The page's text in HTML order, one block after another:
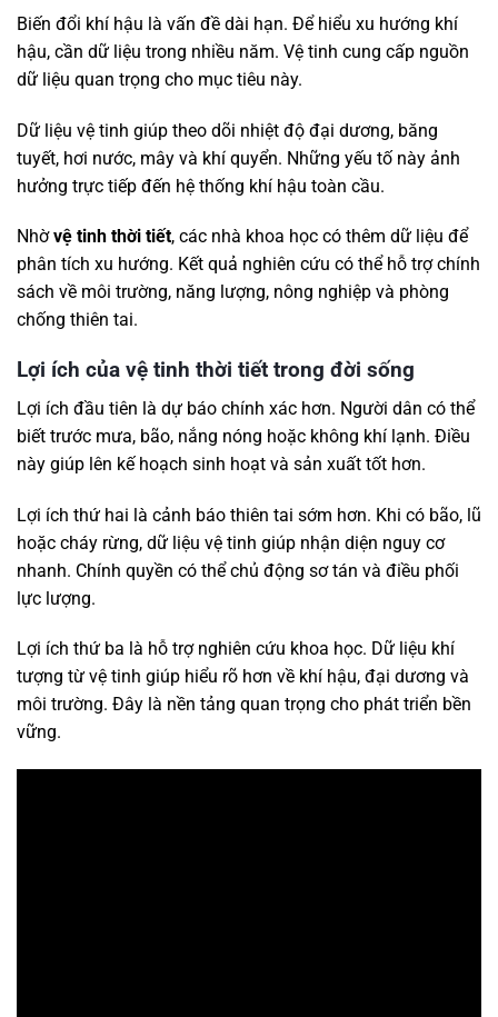
Biến đổi khí hậu là vấn đề dài hạn. Để hiểu xu hướng khí
hậu, cần dữ liệu trong nhiều năm. Vệ tinh cung cấp nguồn
dữ liệu quan trọng cho mục tiêu này.
Dữ liệu vệ tinh giúp theo dõi nhiệt độ đại dương, băng
tuyết, hơi nước, mây và khí quyển. Những yếu tố này ảnh
hưởng trực tiếp đến hệ thống khí hậu toàn cầu.
Nhờvệ tinh thời tiết, các nhà khoa học có thêm dữ liệu để
phân tích xu hướng. Kết quả nghiên cứu có thể hỗ trợ chính
sách về môi trường, năng lượng, nông nghiệp và phòng
chống thiên tai.
Lợi ích của vệ tinh thời tiết trong đời sống
Lợi ích đầu tiên là dự báo chính xác hơn. Người dân có thể
biết trước mưa, bão, nắng nóng hoặc không khí lạnh. Điều
này giúp lên kế hoạch sinh hoạt và sản xuất tốt hơn.
Lợi ích thứ hai là cảnh báo thiên tai sớm hơn. Khi có bão, lũ
hoặc cháy rừng, dữ liệu vệ tinh giúp nhận diện nguy cơ
nhanh. Chính quyền có thể chủ động sơ tán và điều phối
lực lượng.
Lợi ích thứ ba là hỗ trợ nghiên cứu khoa học. Dữ liệu khí
tượng từ vệ tinh giúp hiểu rõ hơn về khí hậu, đại dương và
môi trường. Đây là nền tảng quan trọng cho phát triển bền
vững.